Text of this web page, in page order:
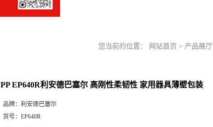
您当前的位置： 网站首页 > 产品展厅
PP EP640R利安德巴塞尔 高刚性柔韧性 家用器具薄壁包装
品牌： 利安德巴塞尔
货号： EP640R